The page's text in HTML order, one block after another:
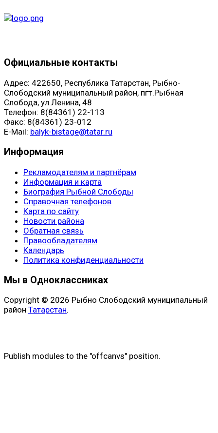
Официальные контакты
Адрес: 422650, Республика Татарстан, Рыбно-
Слободский муниципальный район, пгт.Рыбная
Слобода, ул.Ленина, 48
Телефон: 8(84361) 22-113
Факс: 8(84361) 23-012
E-Mail: balyk-bistage@tatar.ru
Информация
Рекламодателям и партнёрам
Информация и карта
Биография Рыбной Слободы
Справочная телефонов
Карта по сайту
Новости района
Обратная связь
Правообладателям
Календарь
Политика конфиденциальности
Мы в Одноклассниках
Copyright © 2026 Рыбно Слободский муниципальный
район Татарстан.
Publish modules to the "offcanvs" position.